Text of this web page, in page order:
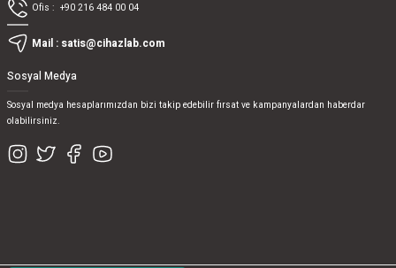
Ofis : +90 216 484 00 04
Mail : satis@cihazlab.com
Sosyal Medya
Sosyal medya hesaplarımızdan bizi takip edebilir fırsat ve kampanyalardan haberdar
olabilirsiniz.